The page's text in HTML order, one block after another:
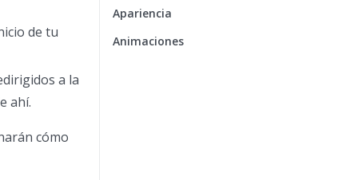
de tu
a la
ahí.
cómo
Apariencia
Animaciones